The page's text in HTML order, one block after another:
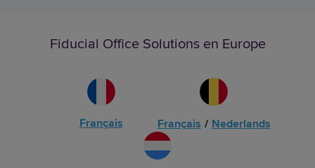
Fiducial Office Solutions en Europe
Français Français / Nederlands